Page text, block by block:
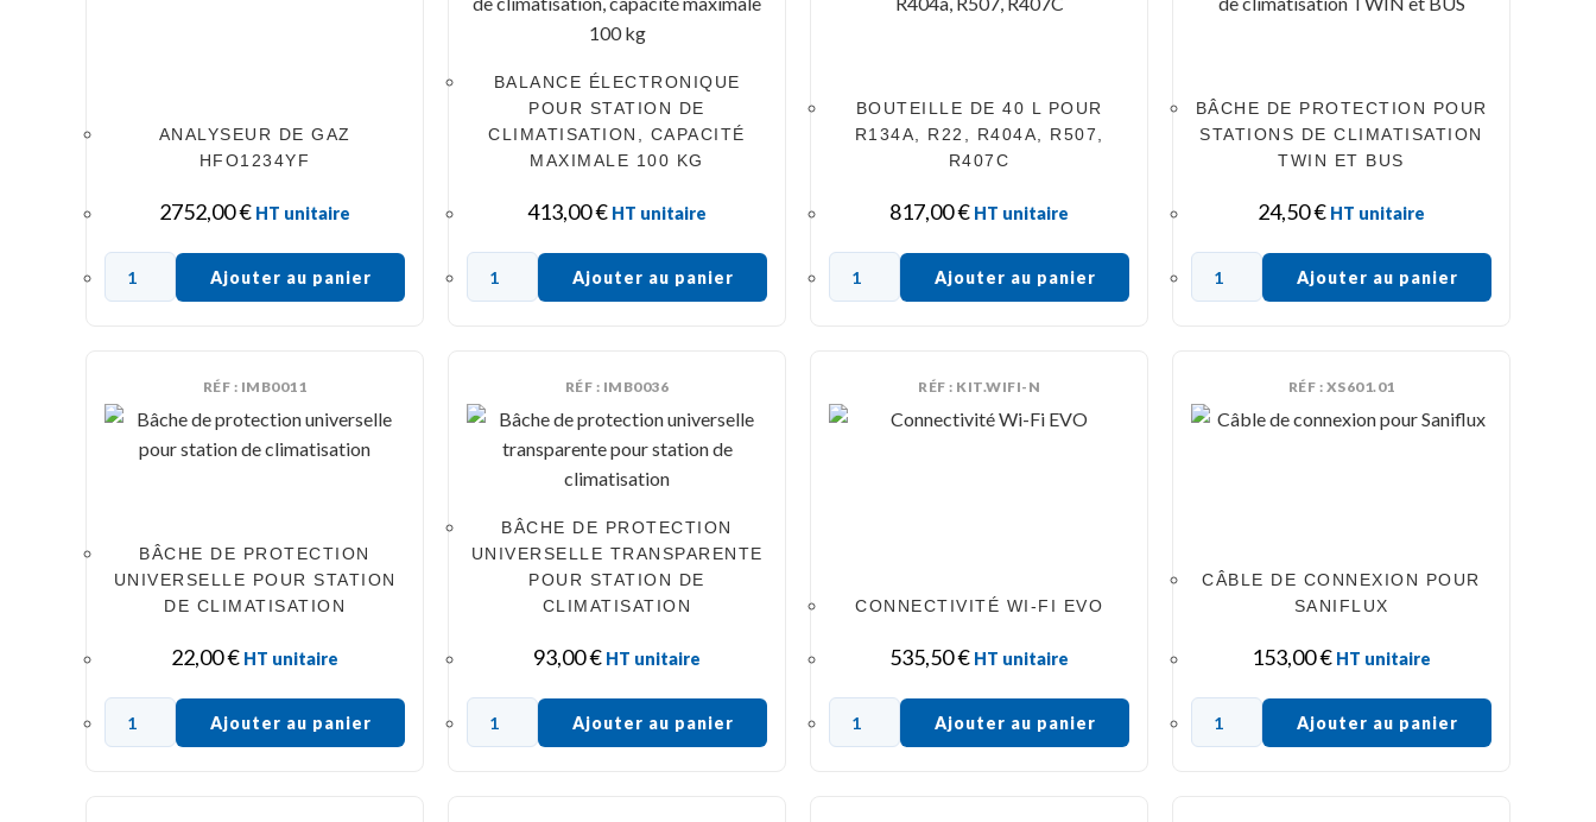
ANALYSEUR DE GAZ
HFO1234YF
2752,00€ HT unitaire
Ajouter au panier
BALANCE ÉLECTRONIQUE
POUR STATION DE
CLIMATISATION, CAPACITÉ
MAXIMALE 100 KG
413,00€ HT unitaire
Ajouter au panier
BOUTEILLE DE 40 L POUR
R134A, R22, R404A, R507,
R407C
817,00€ HT unitaire
Ajouter au panier
BÂCHE DE PROTECTION POUR
STATIONS DE CLIMATISATION
TWIN ET BUS
24,50€ HT unitaire
Ajouter au panier
RÉF : IMB0011
BÂCHE DE PROTECTION
UNIVERSELLE POUR STATION
DE CLIMATISATION
22,00€ HT unitaire
Ajouter au panier
RÉF : IMB0036
BÂCHE DE PROTECTION
UNIVERSELLE TRANSPARENTE
POUR STATION DE
CLIMATISATION
93,00€ HT unitaire
Ajouter au panier
RÉF : KIT.WIFI-N
CONNECTIVITÉ WI-FI EVO
535,50€ HT unitaire
Ajouter au panier
RÉF : XS601.01
CÂBLE DE CONNEXION POUR
SANIFLUX
153,00€ HT unitaire
Ajouter au panier